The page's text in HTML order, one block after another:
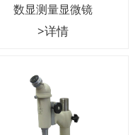
数显测量显微镜
>详情